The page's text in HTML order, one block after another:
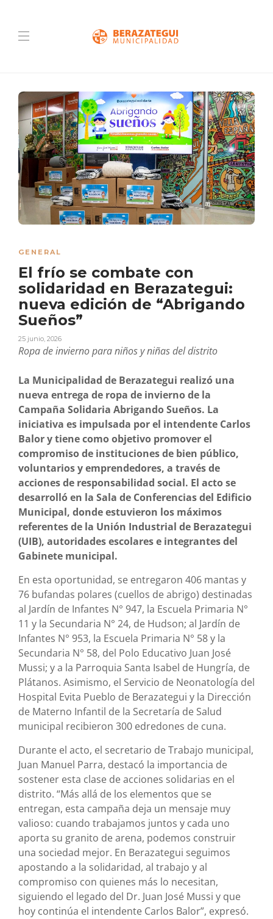
GENERAL
El frío se combate con
solidaridad en Berazategui:
nueva edición de “Abrigando
Sueños”
25 junio, 2026
Ropa de invierno para niños y niñas del distrito
La Municipalidad de Berazategui realizó una
nueva entrega de ropa de invierno de la
Campaña Solidaria Abrigando Sueños. La
iniciativa es impulsada por el intendente Carlos
Balor y tiene como objetivo promover el
compromiso de instituciones de bien público,
voluntarios y emprendedores, a través de
acciones de responsabilidad social. El acto se
desarrolló en la Sala de Conferencias del Edificio
Municipal, donde estuvieron los máximos
referentes de la Unión Industrial de Berazategui
(UIB), autoridades escolares e integrantes del
Gabinete municipal.
En esta oportunidad, se entregaron 406 mantas y
76 bufandas polares (cuellos de abrigo) destinadas
al Jardín de Infantes N° 947, la Escuela Primaria N°
11 y la Secundaria N° 24, de Hudson; al Jardín de
Infantes N° 953, la Escuela Primaria N° 58 y la
Secundaria N° 58, del Polo Educativo Juan José
Mussi; y a la Parroquia Santa Isabel de Hungría, de
Plátanos. Asimismo, el Servicio de Neonatología del
Hospital Evita Pueblo de Berazategui y la Dirección
de Materno Infantil de la Secretaría de Salud
municipal recibieron 300 edredones de cuna.
Durante el acto, el secretario de Trabajo municipal,
Juan Manuel Parra, destacó la importancia de
sostener esta clase de acciones solidarias en el
distrito. “Más allá de los elementos que se
entregan, esta campaña deja un mensaje muy
valioso: cuando trabajamos juntos y cada uno
aporta su granito de arena, podemos construir
una sociedad mejor. En Berazategui seguimos
apostando a la solidaridad, al trabajo y al
compromiso con quienes más lo necesitan,
siguiendo el legado del Dr. Juan José Mussi y que
hoy continúa el intendente Carlos Balor”, expresó.